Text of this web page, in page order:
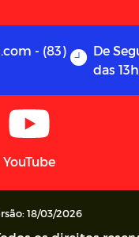
- (83)
De
das
YouTube
18/03/2026